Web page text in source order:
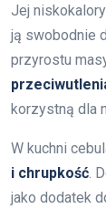
Jej
ją swobodnie
przyrostu
korzystną dla
W kuchni
i chrupkość .
jako dodatek